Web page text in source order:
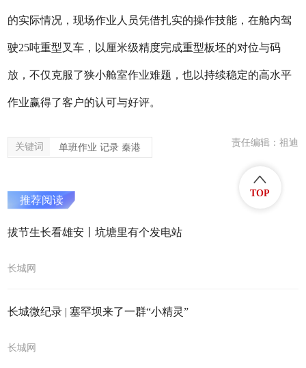
的实际情况，现场作业人员凭借扎实的操作技能，在舱内驾
驶25吨重型叉车，以厘米级精度完成重型板坯的对位与码
放，不仅克服了狭小舱室作业难题，也以持续稳定的高水平
作业赢得了客户的认可与好评。
关键词 单班作业 记录 秦港 责任编辑：祖迪
推荐阅读
拔节生长看雄安丨坑塘里有个发电站
长城网
长城微纪录 | 塞罕坝来了一群“小精灵”
长城网
TOP